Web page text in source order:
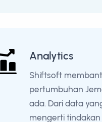
Analytics
Shiftsoft
pertumbuhan
ada. Dari data
mengerti